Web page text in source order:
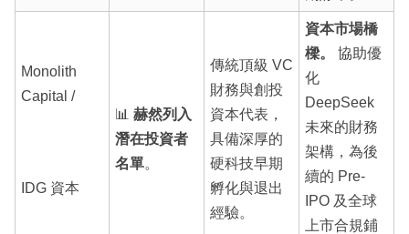
Monolith
Capital /
IDG 資本
📊 赫然列入
潛在投資者
名單。
傳統頂級 VC
財務與創投
資本代表，
具備深厚的
硬科技早期
孵化與退出
經驗。
資本市場橋
樑。
協助優
化
DeepSeek
未來的財務
架構，為後
續的 Pre-
IPO 及全球
上市合規鋪